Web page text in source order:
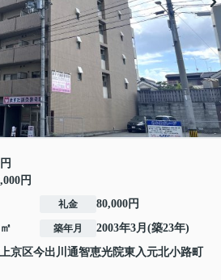
円
礼金 80,000円
築年月 2003年3月(築23年)
京区今出川通智恵光院東入元北小路町